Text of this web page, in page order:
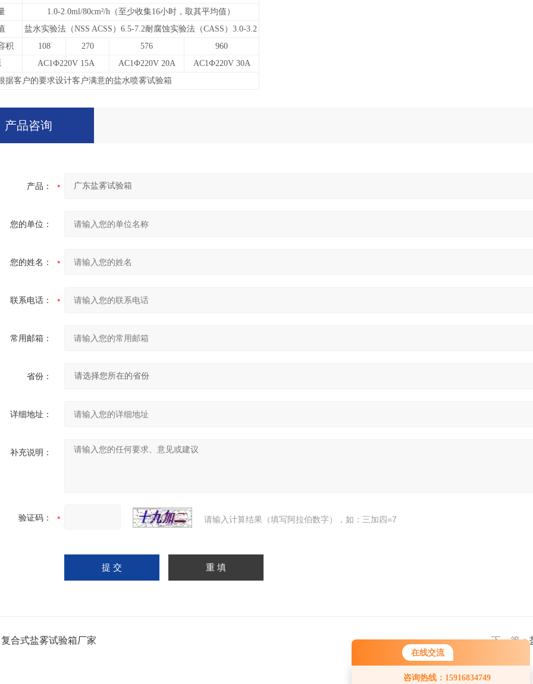
在线交流
咨询热线：15916834749
1.0-2.0ml/80cm²/h（至少收集16小时，取其平均值）
盐水实验法（NSS ACSS）6.5-7.2耐腐蚀实验法（CASS）3.0-3.2
积
108 270 576
960
AC1Ф220V 15A AC1Ф220V 20A
AC1Ф220V 30A
据客户的要求设计客户满意的盐水喷雾试验箱
产品咨询
产品：
您的单位：
您的姓名：
联系电话：
常用邮箱：
省份：
详细地址：
补充说明：
验证码： 请输入计算结果（填写阿拉伯数字），如：三加四=7
复合式盐雾试验箱厂家 下一篇：